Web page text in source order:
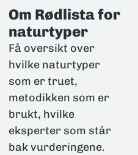
Om Rødlista for
naturtyper
Få oversikt over
hvilke naturtyper
som er truet,
metodikken som er
brukt, hvilke
eksperter som står
bak vurderingene.